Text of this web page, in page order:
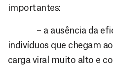
importantes:
– a ausência da
indivíduos que chegam
carga viral muito alto e